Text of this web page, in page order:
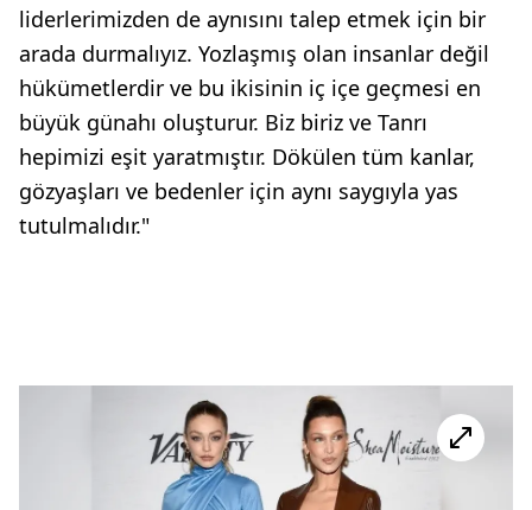
liderlerimizden de aynısını talep etmek için bir
arada durmalıyız. Yozlaşmış olan insanlar değil
hükümetlerdir ve bu ikisinin iç içe geçmesi en
büyük günahı oluşturur. Biz biriz ve Tanrı
hepimizi eşit yaratmıştır. Dökülen tüm kanlar,
gözyaşları ve bedenler için aynı saygıyla yas
tutulmalıdır."